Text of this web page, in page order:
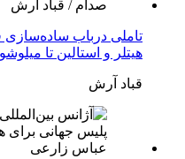
تاملی درباب سادەسازی
هیتلر و استالین تا
قباد آرش